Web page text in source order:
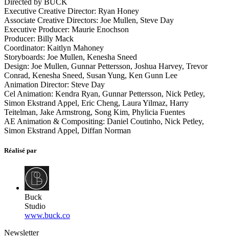
Executive Creative Director: Ryan Honey
Associate Creative Directors: Joe Mullen, Steve Day
Executive Producer: Maurie Enochson
Producer: Billy Mack
Coordinator: Kaitlyn Mahoney
Storyboards: Joe Mullen, Kenesha Sneed
Design: Joe Mullen, Gunnar Pettersson, Joshua Harvey, Trevor
Conrad, Kenesha Sneed, Susan Yung, Ken Gunn Lee
Animation Director: Steve Day
Cel Animation: Kendra Ryan, Gunnar Pettersson, Nick Petley,
Simon Ekstrand Appel, Eric Cheng, Laura Yilmaz, Harry
Teitelman, Jake Armstrong, Song Kim, Phylicia Fuentes
AE Animation & Compositing: Daniel Coutinho, Nick Petley,
Simon Ekstrand Appel, Diffan Norman
Réalisé par
Buck
Studio
www.buck.co
Newsletter